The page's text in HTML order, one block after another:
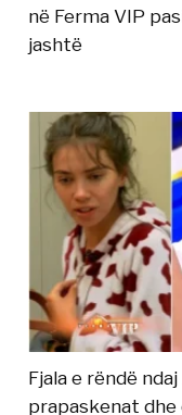
në Ferma VIP
jashtë
Fjala e rëndë
prapaskenat dhe